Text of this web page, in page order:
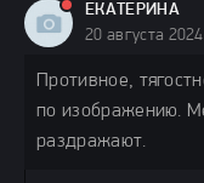
ЕКАТЕРИНА
20 августа 2024
Противное,
по изображению.
раздражают.